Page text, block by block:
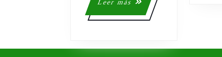
Leer más
Leer
más